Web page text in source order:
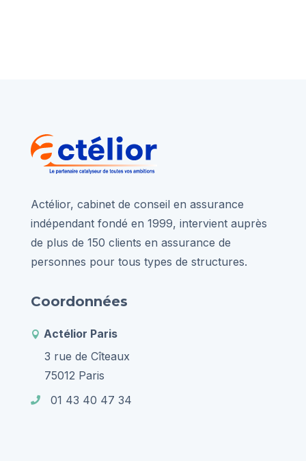
Actélior, cabinet de conseil en assurance
indépendant fondé en 1999, intervient auprès
de plus de 150 clients en assurance de
personnes pour tous types de structures.
Coordonnées
 Actélior Paris
3 rue de Cîteaux
75012 Paris
 01 43 40 47 34